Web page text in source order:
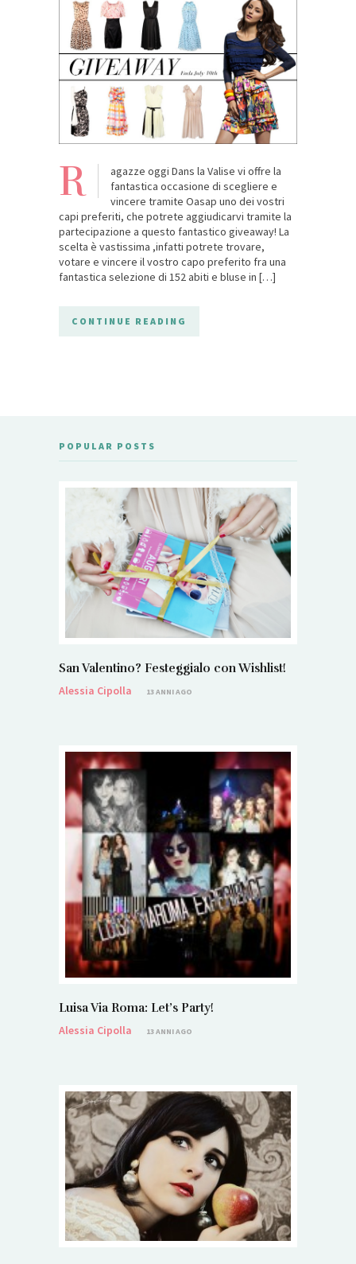
R
agazze oggi Dans la Valise vi offre la
fantastica occasione di scegliere e
vincere tramite Oasap uno dei vostri
capi preferiti, che potrete aggiudicarvi tramite la
partecipazione a questo fantastico giveaway! La
scelta è vastissima ,infatti potrete trovare,
votare e vincere il vostro capo preferito fra una
fantastica selezione di 152 abiti e bluse in […]
CONTINUE READING
POPULAR POSTS
San Valentino? Festeggialo con Wishlist!
Alessia Cipolla
13 ANNI AGO
Luisa Via Roma: Let’s Party!
Alessia Cipolla
13 ANNI AGO